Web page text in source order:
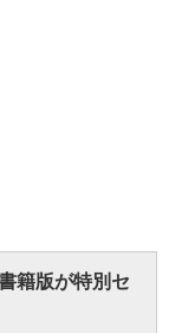
籍版が特別セ